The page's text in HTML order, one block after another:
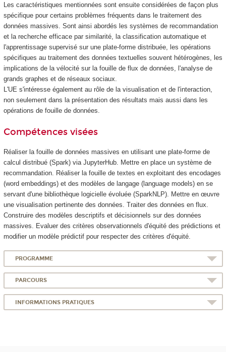
Les caractéristiques mentionnées sont ensuite considérées de façon plus
spécifique pour certains problèmes fréquents dans le traitement des
données massives. Sont ainsi abordés les systèmes de recommandation
et la recherche efficace par similarité, la classification automatique et
l'apprentissage supervisé sur une plate-forme distribuée, les opérations
spécifiques au traitement des données textuelles souvent hétérogènes, les
implications de la vélocité sur la fouille de flux de données, l'analyse de
grands graphes et de réseaux sociaux.
L'UE s'intéresse également au rôle de la visualisation et de l'interaction,
non seulement dans la présentation des résultats mais aussi dans les
opérations de fouille de données.
Compétences visées
Réaliser la fouille de données massives en utilisant une plate-forme de
calcul distribué (Spark) via JupyterHub. Mettre en place un système de
recommandation. Réaliser la fouille de textes en exploitant des encodages
(word embeddings) et des modèles de langage (language models) en se
servant d'une bibliothèque logicielle évoluée (SparkNLP). Mettre en œuvre
une visualisation pertinente des données. Traiter des données en flux.
Construire des modèles descriptifs et décisionnels sur des données
massives. Evaluer des critères observationnels d'équité des prédictions et
modifier un modèle prédictif pour respecter des critères d'équité.
PROGRAMME
PARCOURS
INFORMATIONS PRATIQUES